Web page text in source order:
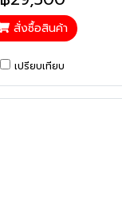
สั่งซื้อสินค้า
เปรียบเทียบ